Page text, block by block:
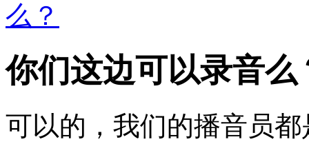
么？
你们这边可以录音么
可以的，我们的播音员